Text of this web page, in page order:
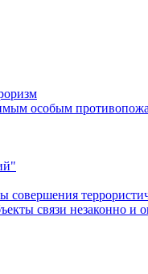
особым
связи незаконно и